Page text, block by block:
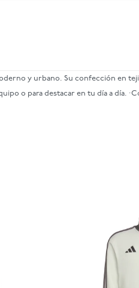
y urbano. Su confección en
o para destacar en tu día a día.